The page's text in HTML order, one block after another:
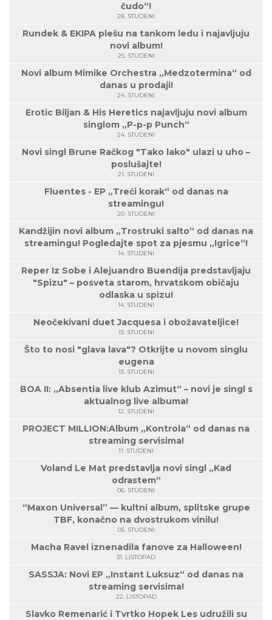
čudo“!
28. STUDENI
Rundek & EKIPA plešu na tankom ledu i najavljuju
novi album!
25. STUDENI
Novi album Mimike Orchestra „Medzotermina“ od
danas u prodaji!
24. STUDENI
Erotic Biljan & His Heretics najavljuju novi album
singlom „P-p-p Punch“
24. STUDENI
Novi singl Brune Račkog "Tako lako" ulazi u uho –
poslušajte!
21. STUDENI
Fluentes - EP „Treći korak“ od danas na
streamingu!
20. STUDENI
Kandžijin novi album „Trostruki salto“ od danas na
streamingu! Pogledajte spot za pjesmu „Igrice“!
14. STUDENI
Reper Iz Sobe i Alejuandro Buendija predstavljaju
"Spizu" – posveta starom, hrvatskom običaju
odlaska u spizu!
14. STUDENI
Neočekivani duet Jacquesa i obožavateljice!
13. STUDENI
Što to nosi "glava lava"? Otkrijte u novom singlu
eugena
13. STUDENI
BOA II: „Absentia live klub Azimut“ – novi je singl s
aktualnog live albuma!
12. STUDENI
PROJECT MILLION:Album „Kontrola“ od danas na
streaming servisima!
11. STUDENI
Voland Le Mat predstavlja novi singl „Kad
odrastem“
06. STUDENI
“Maxon Universal” — kultni album, splitske grupe
TBF, konačno na dvostrukom vinilu!
05. STUDENI
Macha Ravel iznenadila fanove za Halloween!
31. LISTOPAD
SASSJA: Novi EP „Instant Luksuz“ od danas na
streaming servisima!
22. LISTOPAD
Slavko Remenarić i Tvrtko Hopek Les udružili su